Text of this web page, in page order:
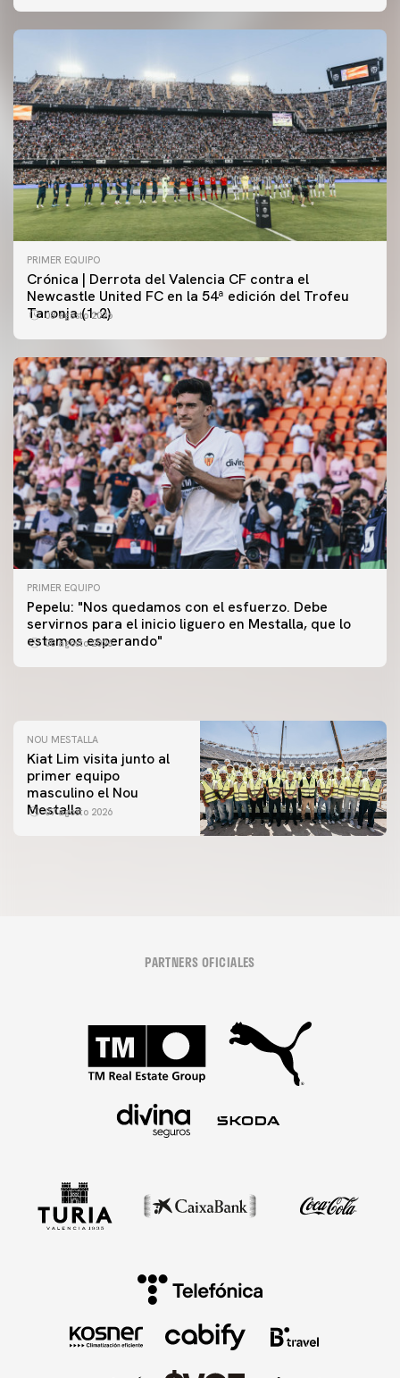
PRIMER EQUIPO
Crónica | Derrota del Valencia CF contra el
Newcastle United FC en la 54ª edición del Trofeu
Taronja (1-2)
08 agosto 2026
PRIMER EQUIPO
Pepelu: "Nos quedamos con el esfuerzo. Debe
servirnos para el inicio liguero en Mestalla, que lo
estamos esperando"
08 agosto 2026
PRIMER EQUIPO
Las fotos del Valencia CF-Newcastle United FC
PRIMER EQUIPO
MESTALLA 📍
NOU MESTALLA
Kiat Lim visita junto al
primer equipo
masculino el Nou
Mestalla
07 agosto 2026
PARTNERS OFICIALES